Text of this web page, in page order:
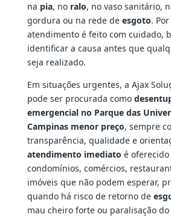
na pia, no ralo, no vaso sanitário,
gordura ou na rede de esgoto.
atendimento é feito com cuidado,
identificar a causa antes que
seja realizado.
Em situações urgentes, a Ajax
pode ser procurada como
emergencial no Parque das
Campinas menor preço, sempre
transparência, qualidade e
atendimento imediato é
condomínios, comércios,
imóveis que não podem esperar,
quando há risco de retorno de
mau cheiro forte ou paralisação